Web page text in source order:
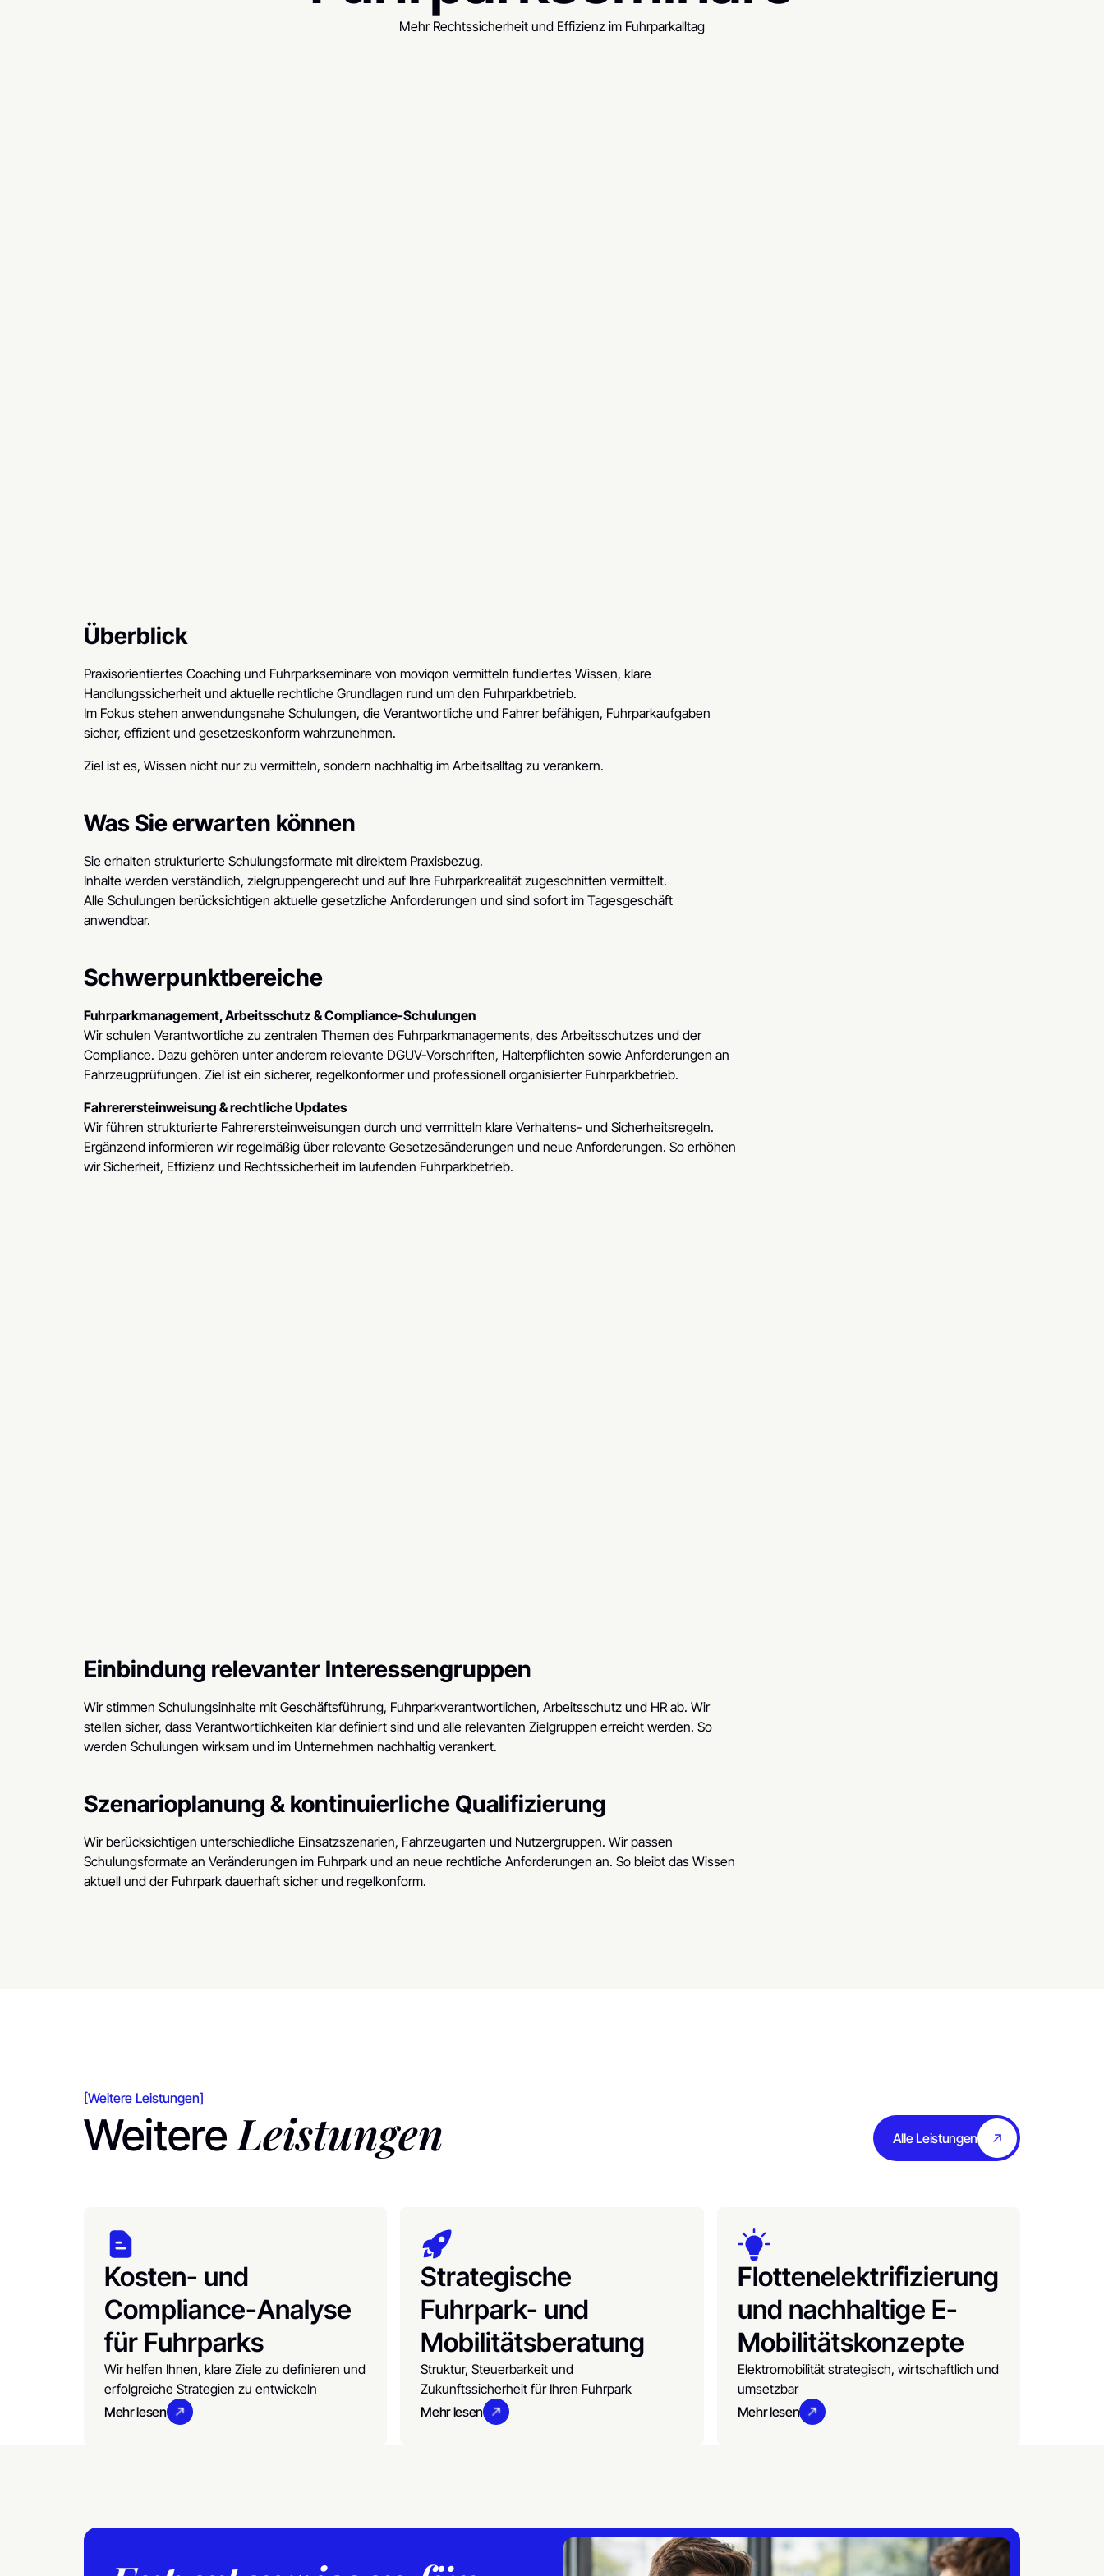
Mehr Rechtssicherheit und Effizienz im Fuhrparkalltag
Überblick
Praxisorientiertes Coaching und Fuhrparkseminare von moviqon vermitteln fundiertes Wissen, klare
Handlungssicherheit und aktuelle rechtliche Grundlagen rund um den Fuhrparkbetrieb.
Im Fokus stehen anwendungsnahe Schulungen, die Verantwortliche und Fahrer befähigen, Fuhrparkaufgaben
sicher, effizient und gesetzeskonform wahrzunehmen.
Ziel ist es, Wissen nicht nur zu vermitteln, sondern nachhaltig im Arbeitsalltag zu verankern.
Was Sie erwarten können
Sie erhalten strukturierte Schulungsformate mit direktem Praxisbezug.
Inhalte werden verständlich, zielgruppengerecht und auf Ihre Fuhrparkrealität zugeschnitten vermittelt.
Alle Schulungen berücksichtigen aktuelle gesetzliche Anforderungen und sind sofort im Tagesgeschäft
anwendbar.
Schwerpunktbereiche
Fuhrparkmanagement, Arbeitsschutz & Compliance-Schulungen
Wir schulen Verantwortliche zu zentralen Themen des Fuhrparkmanagements, des Arbeitsschutzes und der
Compliance. Dazu gehören unter anderem relevante DGUV-Vorschriften, Halterpflichten sowie Anforderungen an
Fahrzeugprüfungen. Ziel ist ein sicherer, regelkonformer und professionell organisierter Fuhrparkbetrieb.
Fahrerersteinweisung & rechtliche Updates
Wir führen strukturierte Fahrerersteinweisungen durch und vermitteln klare Verhaltens- und Sicherheitsregeln.
Ergänzend informieren wir regelmäßig über relevante Gesetzesänderungen und neue Anforderungen. So erhöhen
wir Sicherheit, Effizienz und Rechtssicherheit im laufenden Fuhrparkbetrieb.
Einbindung relevanter Interessengruppen
Wir stimmen Schulungsinhalte mit Geschäftsführung, Fuhrparkverantwortlichen, Arbeitsschutz und HR ab. Wir
stellen sicher, dass Verantwortlichkeiten klar definiert sind und alle relevanten Zielgruppen erreicht werden. So
werden Schulungen wirksam und im Unternehmen nachhaltig verankert.
Szenarioplanung & kontinuierliche Qualifizierung
Wir berücksichtigen unterschiedliche Einsatzszenarien, Fahrzeugarten und Nutzergruppen. Wir passen
Schulungsformate an Veränderungen im Fuhrpark und an neue rechtliche Anforderungen an. So bleibt das Wissen
aktuell und der Fuhrpark dauerhaft sicher und regelkonform.
[Weitere Leistungen]
WeitereLeistungen Alle Leistungen
Kosten- und
Compliance-Analyse
für Fuhrparks
Wir helfen Ihnen, klare Ziele zu definieren und
erfolgreiche Strategien zu entwickeln
Mehr lesen
Strategische
Fuhrpark- und
Mobilitätsberatung
Struktur, Steuerbarkeit und
Zukunftssicherheit für Ihren Fuhrpark
Mehr lesen
Flottenelektrifizierung
und nachhaltige E-
Mobilitätskonzepte
Elektromobilität strategisch, wirtschaftlich und
umsetzbar
Mehr lesen